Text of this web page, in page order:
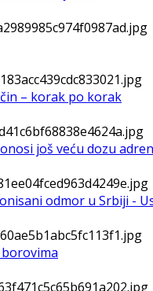
– korak po korak
još veću dozu
odmor u Srbiji -